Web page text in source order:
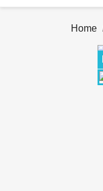
Home